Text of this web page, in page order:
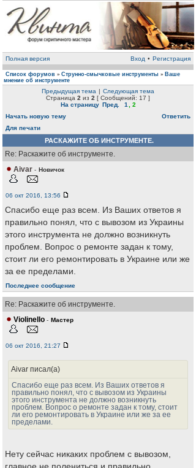
Полная версия Вход • Регистрация
Список форумов » Струнно-смычковые инструменты » Ваше
мнение об инструменте
Предыдущая тема | Следующая тема
Страница 2 из 2 [ Сообщений: 17 ]
На страницу Пред. 1
2
Начать новую тему
Ответить
Для печати
РАСКАЖИТЕ ОБ ИНСТРУМЕНТЕ.
Re: Раскажите об инструменте.
Aivar - Новичок
06 окт 2016, 13:56
Спасибо еще раз всем. Из Ваших ответов я
правильно понял, что с вывозом из Украины
этого инструмента не должно возникнуть
проблем. Вопрос о ремонте задан к тому,
стоит ли его ремонтировать в Украине или же
за ее пределами.
Последнее сообщение
Re: Раскажите об инструменте.
Violinello - Мастер
06 окт 2016, 21:27
Aivar писал(а)
Спасибо еще раз всем. Из Ваших ответов я
правильно понял, что с вывозом из Украины
этого инструмента не должно возникнуть
проблем. Вопрос о ремонте задан к тому, стоит
ли его ремонтировать в Украине или же за ее
пределами.
Нету сейчас никаких проблем с вывозом,